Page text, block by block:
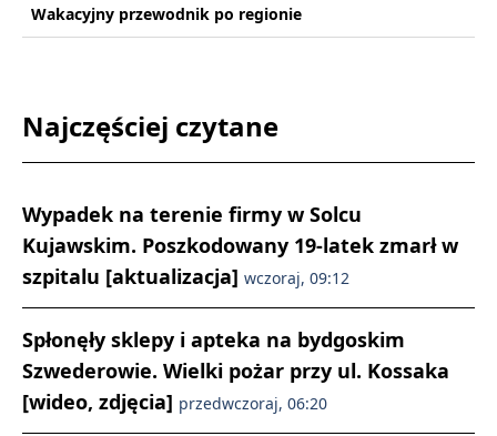
Wakacyjny przewodnik po regionie
Najczęściej czytane
Wypadek na terenie firmy w Solcu
Kujawskim. Poszkodowany 19-latek zmarł w
szpitalu [aktualizacja] wczoraj, 09:12
Spłonęły sklepy i apteka na bydgoskim
Szwederowie. Wielki pożar przy ul. Kossaka
[wideo, zdjęcia] przedwczoraj, 06:20